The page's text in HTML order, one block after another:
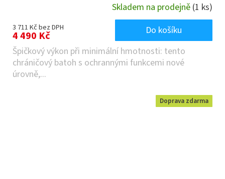
Skladem na prodejně (1 ks)
3 711 Kč bez DPH
4 490 Kč
Do košíku
Špičkový výkon při minimální hmotnosti: tento
chráničový batoh s ochrannými funkcemi nové
úrovně,...
Doprava zdarma